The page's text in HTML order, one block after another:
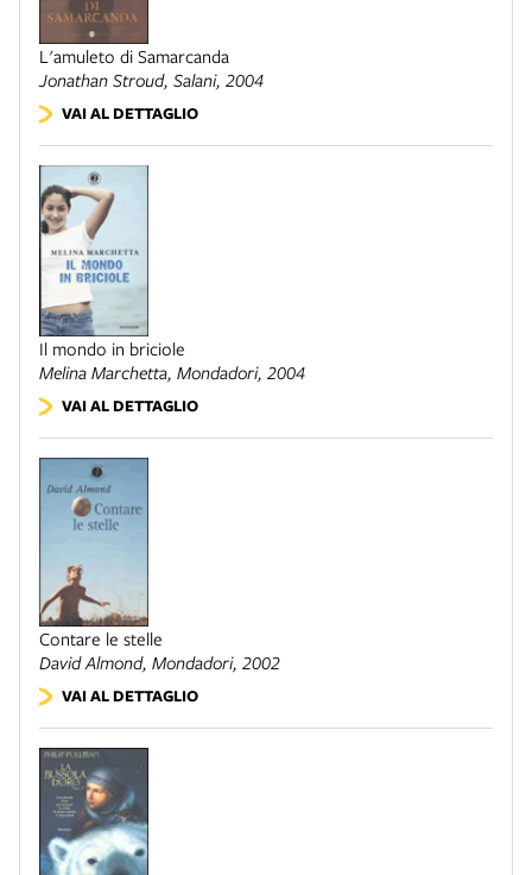
L'amuleto di Samarcanda
Jonathan Stroud, Salani, 2004
VAI AL DETTAGLIO
Il mondo in briciole
Melina Marchetta, Mondadori, 2004
VAI AL DETTAGLIO
Contare le stelle
David Almond, Mondadori, 2002
VAI AL DETTAGLIO